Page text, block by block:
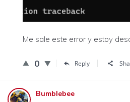
Me sale este error y estoy
0 Reply
Bumblebee